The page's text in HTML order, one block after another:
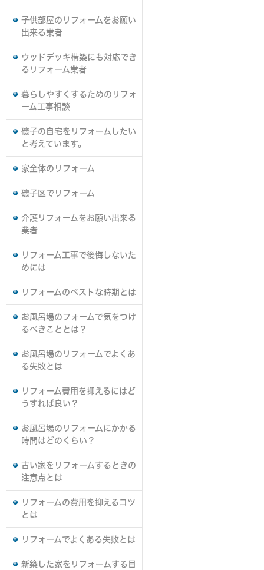
子供部屋のリフォームをお願い
出来る業者
ウッドデッキ構築にも対応でき
るリフォーム業者
暮らしやすくするためのリフォ
ーム工事相談
磯子の自宅をリフォームしたい
と考えています。
家全体のリフォーム
磯子区でリフォーム
介護リフォームをお願い出来る
業者
リフォーム工事で後悔しないた
めには
リフォームのベストな時期とは
お風呂場のフォームで気をつけ
るべきこととは？
お風呂場のリフォームでよくあ
る失敗とは
リフォーム費用を抑えるにはど
うすれば良い？
お風呂場のリフォームにかかる
時間はどのくらい？
古い家をリフォームするときの
注意点とは
リフォームの費用を抑えるコツ
とは
リフォームでよくある失敗とは
新築した家をリフォームする目